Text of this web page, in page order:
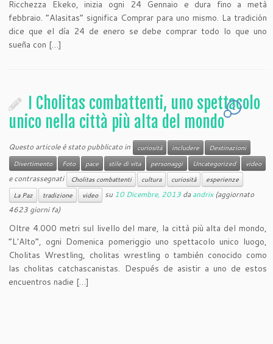
Ricchezza Ekeko, inizia ogni 24 Gennaio e dura fino a metà
febbraio. “Alasitas” significa Comprar para uno mismo. La tradición
dice que el día 24 de enero se debe comprar todo lo que uno
sueña con […]
I Cholitas combattenti, uno spettacolo
unico nella città più alta del mondo
2
Questo articole è stato pubblicato in curiosità includere
Destinazioni
Divertimento
Foto pace stile di vita personaggi Uncategorized video
e contrassegnati Cholitas combattenti cultura curiosità
esperienze
La Paz
tradizione video su10 Dicembre, 2013 daandrix(aggiornato
4623 giorni fa)
Oltre 4.000 metri sul livello del mare, la città più alta del mondo,
“L'Alto”, ogni Domenica pomeriggio uno spettacolo unico luogo,
Cholitas Wrestling, cholitas wrestling o también conocido como
las cholitas catchascanistas. Después de asistir a uno de estos
encuentros nadie […]